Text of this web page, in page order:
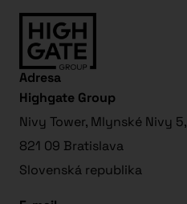
Adresa
Highgate Group
Nivy Tower, Mlynské Nivy 5,
821 09 Bratislava
Slovenská republika